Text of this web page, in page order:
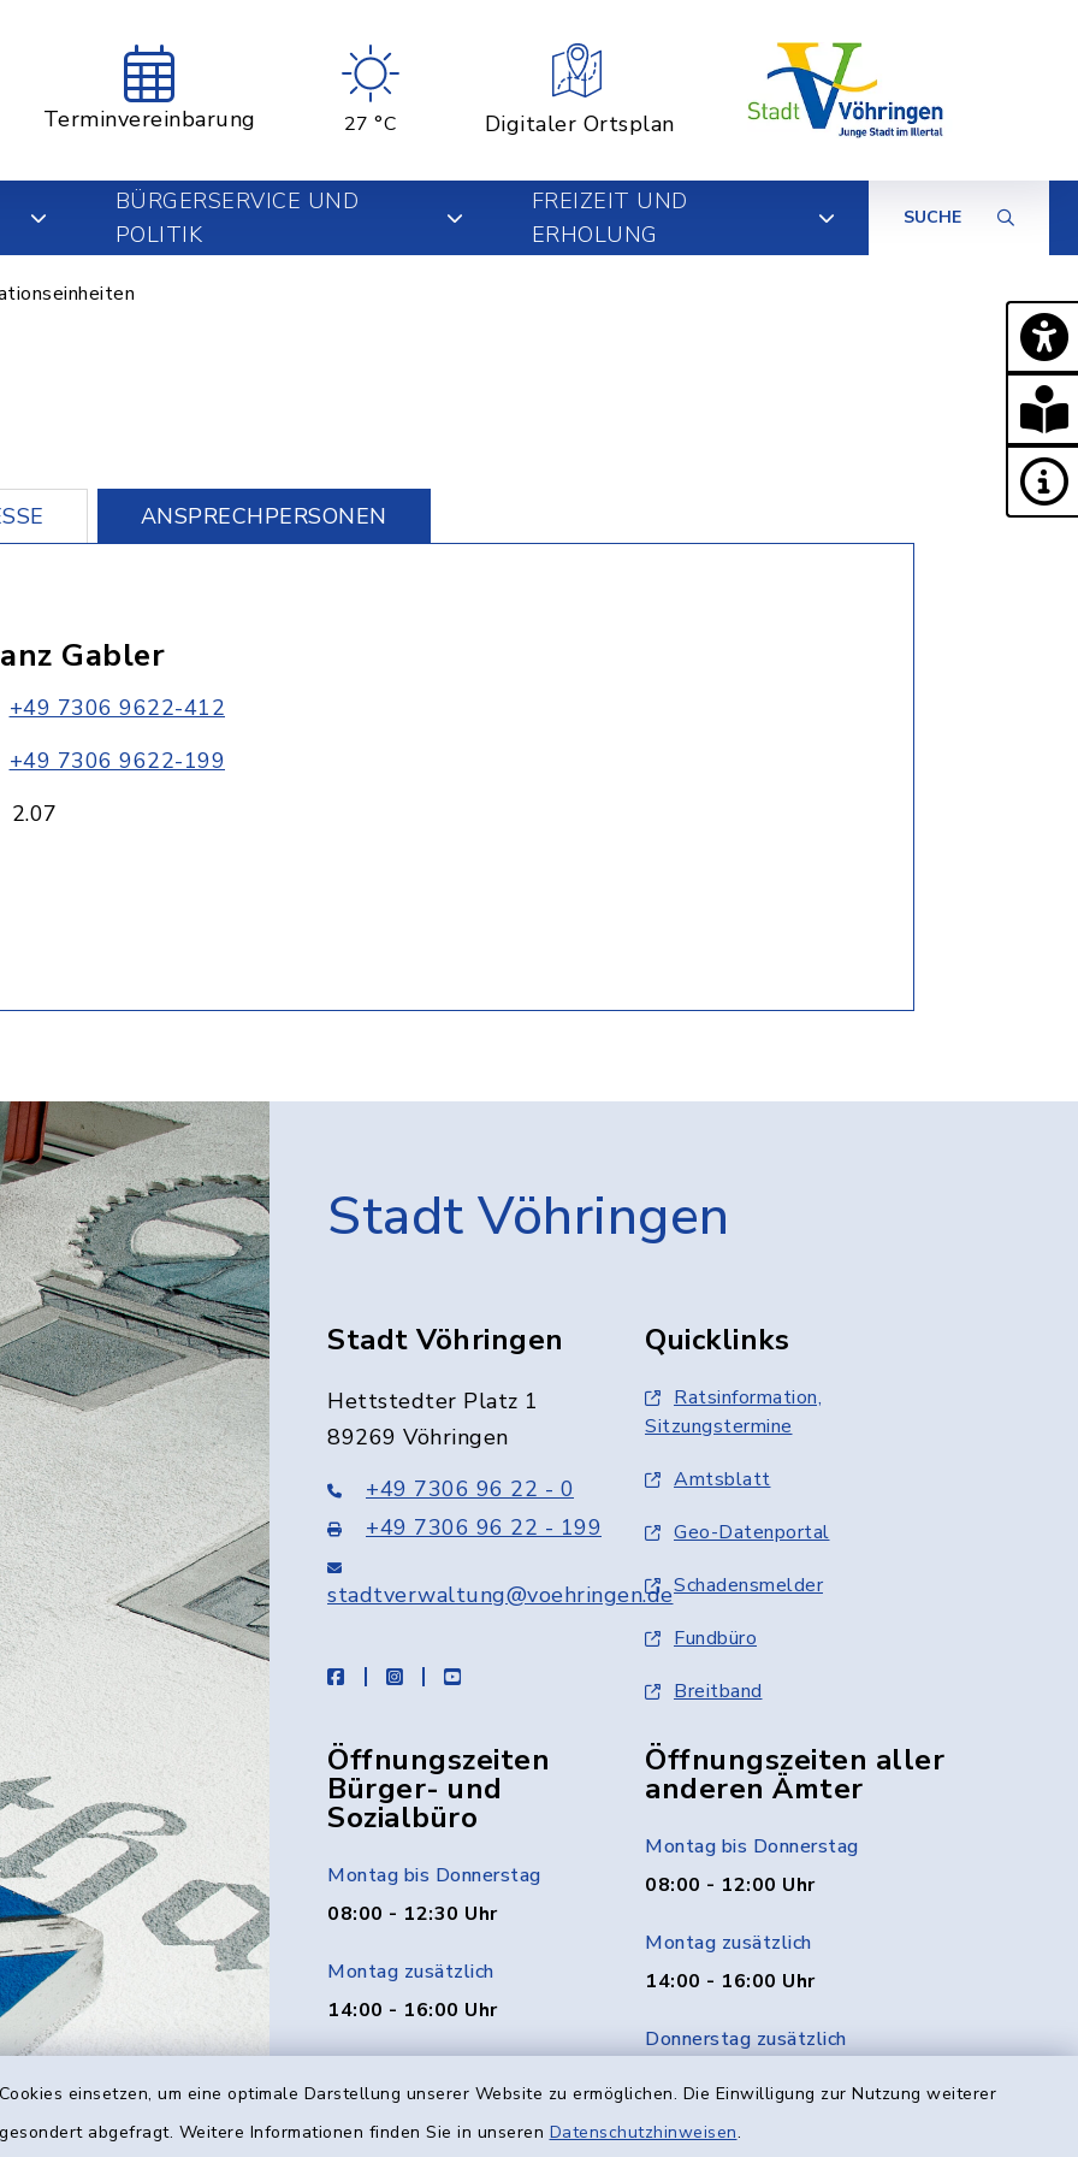
einsetzen, um eine optimale Darstellung unserer Website zu ermöglichen. Die Einwilligung zur Nutzung weiterer
abgefragt. Weitere Informationen finden Sie in unseren Datenschutzhinweisen.
Terminvereinbarung 27 °C Digitaler Ortsplan
BÜRGERSERVICE UND
POLITIK
FREIZEIT UND
ERHOLUNG
SUCHE
ANSPRECHPERSONEN
Gabler
+49 7306 9622-412
+49 7306 9622-199
2.07
Stadt Vöhringen
Stadt Vöhringen
Hettstedter Platz 1
89269 Vöhringen
+49 7306 96 22 - 0
+49 7306 96 22 - 199
stadtverwaltung@voehringen.de
facebookinstagramyoutube
Quicklinks
Ratsinformation,
Sitzungstermine
Amtsblatt
Geo-Datenportal
Schadensmelder
Fundbüro
Breitband
Öffnungszeiten
Bürger- und
Sozialbüro
Montag bis Donnerstag
08:00 - 12:30 Uhr
Montag zusätzlich
14:00 - 16:00 Uhr
14:00 - 18:00 Uhr
Öffnungszeiten aller
anderen Ämter
Montag bis Donnerstag
08:00 - 12:00 Uhr
Montag zusätzlich
14:00 - 16:00 Uhr
Donnerstag zusätzlich
Freitag